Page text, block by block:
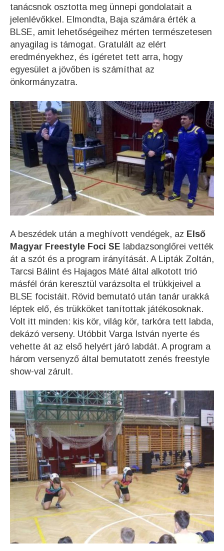
tanácsnok osztotta meg ünnepi gondolatait a
jelenlévőkkel. Elmondta, Baja számára érték a
BLSE, amit lehetőségeihez mérten természetesen
anyagilag is támogat. Gratulált az elért
eredményekhez, és ígéretet tett arra, hogy
egyesület a jövőben is számíthat az
önkormányzatra.
A beszédek után a meghívott vendégek, az Első
Magyar Freestyle Foci SE labdazsonglőrei vették
át a szót és a program irányítását. A Lipták Zoltán,
Tarcsi Bálint és Hajagos Máté által alkotott trió
másfél órán keresztül varázsolta el trükkjeivel a
BLSE focistáit. Rövid bemutató után tanár urakká
léptek elő, és trükköket tanítottak játékosoknak.
Volt itt minden: kis kör, világ kör, tarkóra tett labda,
dekázó verseny. Utóbbit Varga István nyerte és
vehette át az első helyért járó labdát. A program a
három versenyző által bemutatott zenés freestyle
show-val zárult.